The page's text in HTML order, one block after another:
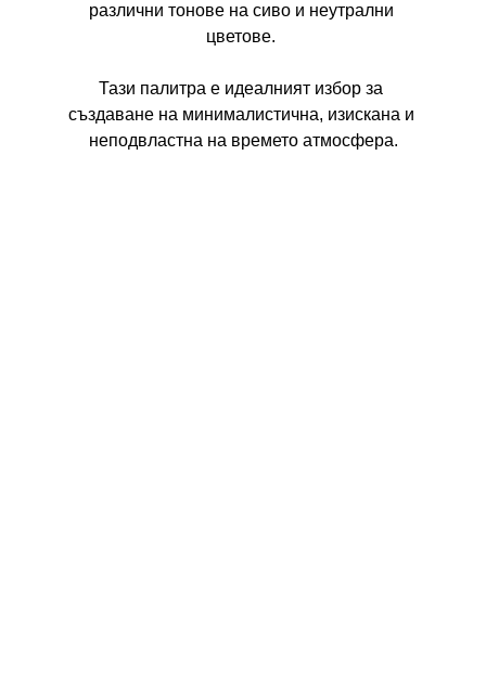
различни тонове на сиво и неутрални
цветове.
Тази палитра е идеалният избор за
създаване на минималистична, изискана и
неподвластна на времето атмосфера.